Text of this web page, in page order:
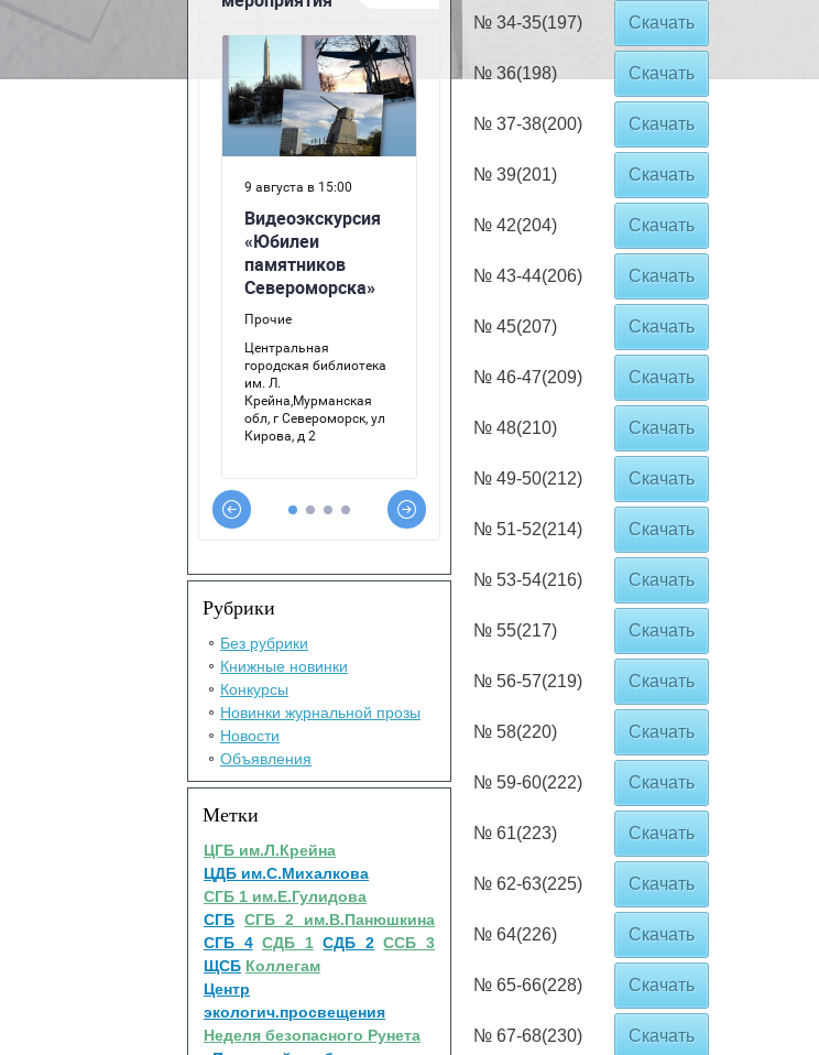
Рубрики
Без рубрики
Книжные новинки
Конкурсы
Новинки журнальной прозы
Новости
Объявления
Метки
ЦГБ им.Л.Крейна
ЦДБ им.С.Михалкова
СГБ 1 им.Е.Гулидова
СГБ СГБ 2 им.В.Панюшкина
СГБ 4 СДБ 1 СДБ 2 ССБ 3
ЩСБ Коллегам
Центр
экологич.просвещения
Неделя безопасного Рунета
№ 34-35(197) Скачать
№ 36(198) Скачать
№ 37-38(200) Скачать
№ 39(201) Скачать
№ 42(204) Скачать
№ 43-44(206) Скачать
№ 45(207) Скачать
№ 46-47(209) Скачать
№ 48(210) Скачать
№ 49-50(212) Скачать
№ 51-52(214) Скачать
№ 53-54(216) Скачать
№ 55(217) Скачать
№ 56-57(219) Скачать
№ 58(220) Скачать
№ 59-60(222) Скачать
№ 61(223) Скачать
№ 62-63(225) Скачать
№ 64(226) Скачать
№ 65-66(228) Скачать
№ 67-68(230) Скачать